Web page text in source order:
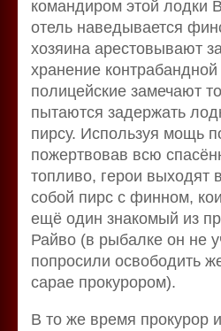
командиром этой лодки
отель наведывается
хозяина арестовывают
хранение
полицейские замечают
пытаются задержать
пирсу. Используя мощь
пожертвовав всю
топливо, герои выходят
собой пирс с финном,
ещё один знакомый из
Райво (в рыбалке он не
попросили освободить
сарае прокурором).
В то же время прокурор